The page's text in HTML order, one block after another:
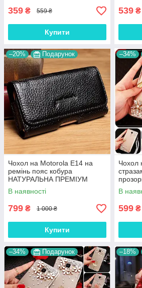
359 ₴ 559 ₴
Купити
539 ₴
–20% Подарунок
Чохол на Motorola E14 на
ремінь пояс кобура
НАТУРАЛЬНА ПРЕМІУМ
ШКІРА "FLOTAR"
В наявності
799 ₴ 1 000 ₴
Купити
–34%
Чохол
В
599 ₴
–34% Подарунок –18%